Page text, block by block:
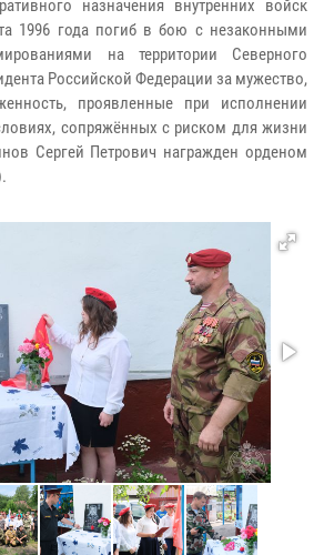
назначения внутренних войск
1996 года погиб в бою с незаконными
на территории Северного
Российской Федерации за мужество,
проявленные при исполнении
сопряжённых с риском для жизни
Сергей Петрович награжден орденом